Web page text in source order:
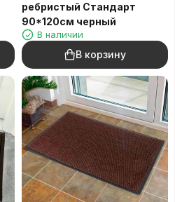
ребристый Стандарт
90*120см черный
В наличии
В корзину